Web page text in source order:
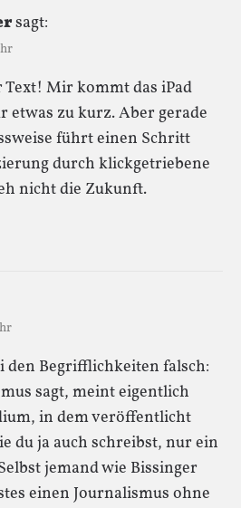
sagt:
Mir kommt das iPad
etwas zu kurz. Aber gerade
führt einen Schritt
durch klickgetriebene
nicht die Zukunft.
den Begrifflichkeiten falsch:
sagt, meint eigentlich
in dem veröffentlicht
du ja auch schreibst, nur ein
jemand wie Bissinger
einen Journalismus ohne